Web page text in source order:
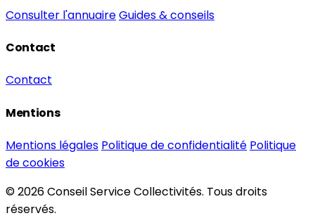
Consulter l'annuaireGuides & conseils
Contact
Contact
Mentions
Mentions légales Politique de confidentialité Politique
de cookies
© 2026 Conseil Service Collectivités. Tous droits
réservés.